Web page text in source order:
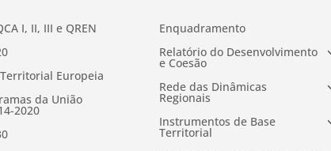
I, II, III e QREN
Europeia
da União
2020
Enquadramento
Relatório do Desenvolvimento
e Coesão
Rede das Dinâmicas
Regionais
Instrumentos de Base
Territorial